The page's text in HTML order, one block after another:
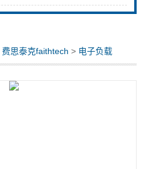
费思泰克faithtech > 电子负载